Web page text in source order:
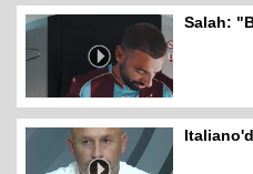
Salah: